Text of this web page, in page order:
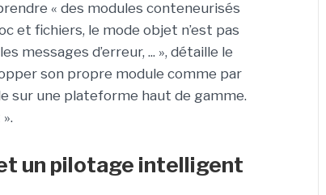
« des modules conteneurisés
et fichiers, le mode objet n’est pas
messages d’erreur, ... », détaille le
son propre module comme par
sur une plateforme haut de gamme.
un pilotage intelligent